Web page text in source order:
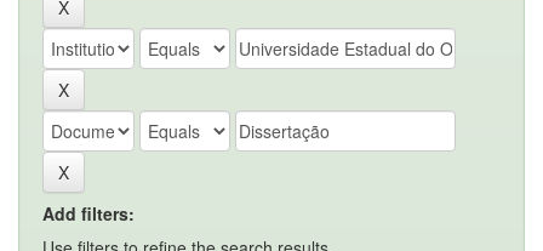
Add filters: